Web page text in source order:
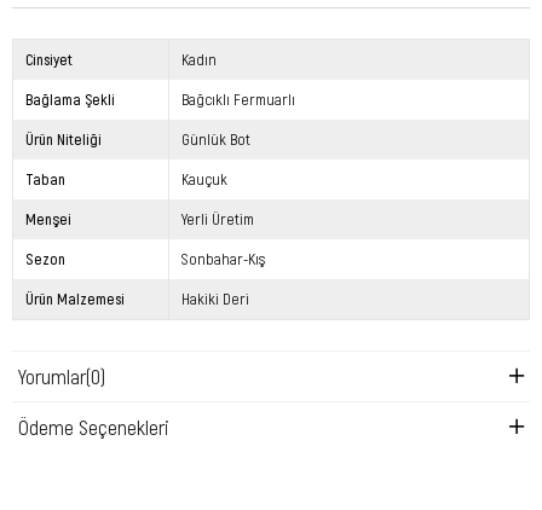
Cinsiyet Kadın
Bağlama Şekli Bağcıklı Fermuarlı
Ürün Niteliği Günlük Bot
Taban Kauçuk
Menşei Yerli Üretim
Sezon Sonbahar-Kış
Ürün Malzemesi Hakiki Deri
Yorumlar(0)
Ödeme Seçenekleri